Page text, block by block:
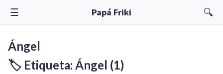
☰ Papá Friki 🔍
Ángel
🏷️ Etiqueta: Ángel (1)